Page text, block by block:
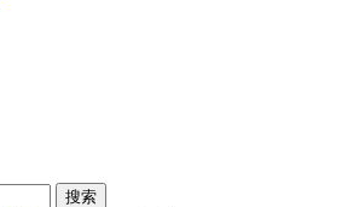
搜索